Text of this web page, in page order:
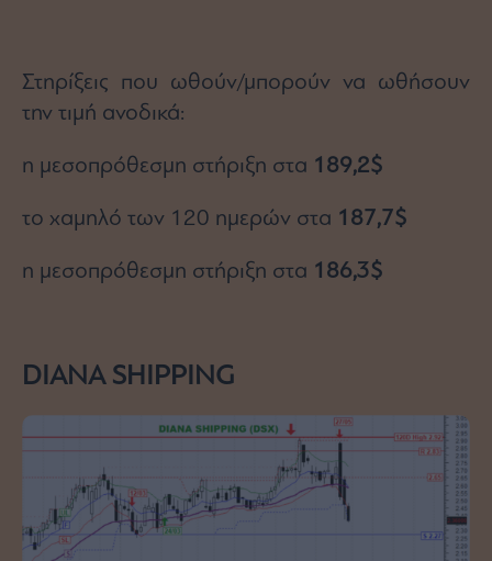
Στηρίξεις που ωθούν/μπορούν να ωθήσουν
την τιμή ανοδικά:
η μεσοπρόθεσμη στήριξη στα 189,2$
το χαμηλό των 120 ημερών στα 187,7$
η μεσοπρόθεσμη στήριξη στα 186,3$
DIANA SHIPPING